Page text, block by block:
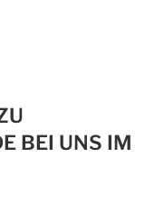
BEI UNS IM